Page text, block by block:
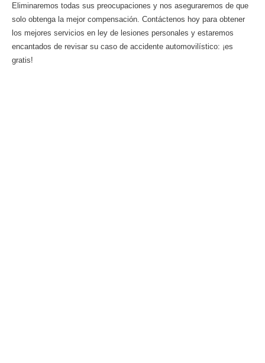
Eliminaremos todas sus preocupaciones y nos aseguraremos de que
solo obtenga la mejor compensación. Contáctenos hoy para obtener
los mejores servicios en ley de lesiones personales y estaremos
encantados de revisar su caso de accidente automovilístico: ¡es
gratis!